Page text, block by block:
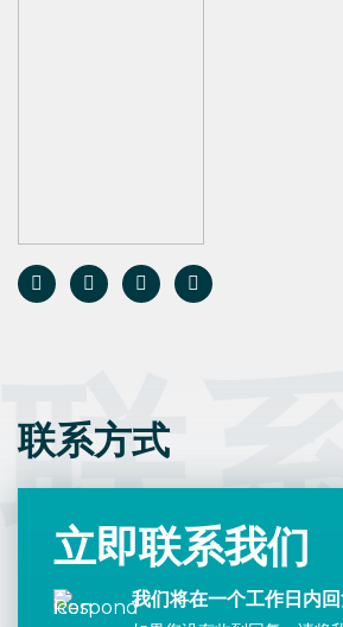
联
联系方式
立即联系我们
我们将在一个工作日内回